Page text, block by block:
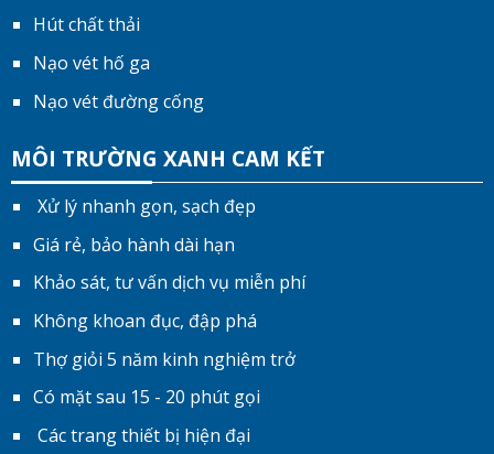
Hút chất thải
Nạo vét hố ga
Nạo vét đường cống
MÔI TRƯỜNG XANH CAM KẾT
Xử lý nhanh gọn, sạch đẹp
Giá rẻ, bảo hành dài hạn
Khảo sát, tư vấn dịch vụ miễn phí
Không khoan đục, đập phá
Thợ giỏi 5 năm kinh nghiệm trở
Có mặt sau 15 - 20 phút gọi
Các trang thiết bị hiện đại